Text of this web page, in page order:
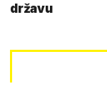
državu